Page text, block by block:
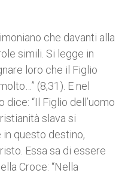
che davanti alla
simili. Si legge in
loro che il Figlio
(8,31). E nel
“Il Figlio dell’uomo
slava si
questo destino,
Essa sa di essere
Croce: “Nella